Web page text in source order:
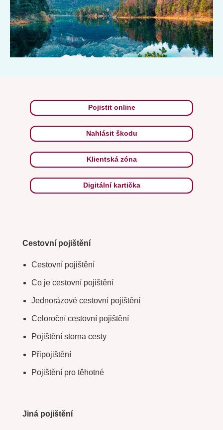
Pojistit online
Nahlásit škodu
Klientská zóna
Digitální kartička
Cestovní pojištění
Cestovní pojištění
Co je cestovní pojištění
Jednorázové cestovní pojištění
Celoroční cestovní pojištění
Pojištění storna cesty
Připojištění
Pojištění pro těhotné
Jiná pojištění